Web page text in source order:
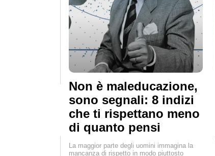
Non è maleducazione,
sono segnali: 8 indizi
che ti rispettano meno
di quanto pensi
La maggior parte degli uomini immagina la
mancanza di rispetto in modo piuttosto